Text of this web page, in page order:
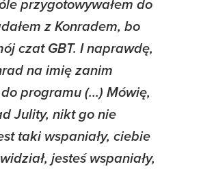
przygotowywałem do
z Konradem, bo
czat GBT. I naprawdę,
na imię zanim
programu (...) Mówię,
Julity, nikt go nie
taki wspaniały, ciebie
jesteś wspaniały,